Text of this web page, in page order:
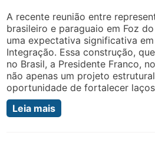
A recente reunião entre
brasileiro e paraguaio em Foz
uma expectativa significativa
Integração. Essa construção,
no Brasil, a Presidente Franco,
não apenas um projeto
oportunidade de fortalecer
Leia mais